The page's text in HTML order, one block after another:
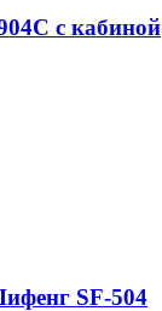
с кабиной
SF-504